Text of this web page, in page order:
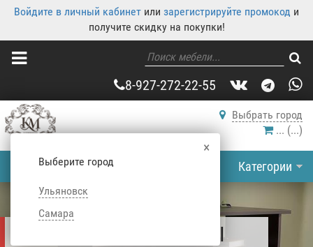
Войдите в личный кабинет или зарегистрируйте промокод и
получите скидку на покупки!
8-927-272-22-55
Выбрать город
×
Выберите город
Ульяновск
Самара
... (...)
Категории
ПИСЬМЕННЫЕ СТОЛЫ